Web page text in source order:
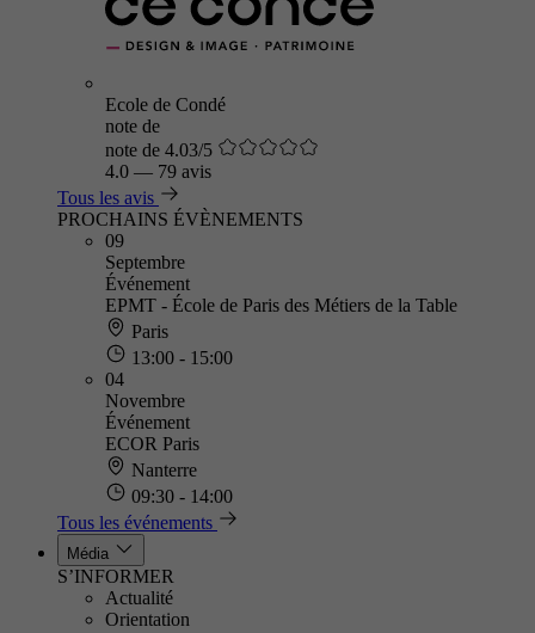
Ecole de Condé
note de
note de 4.03/5
4.0 — 79 avis
Tous les avis
PROCHAINS ÉVÈNEMENTS
09
Septembre
Événement
EPMT - École de Paris des Métiers de la Table
Paris
13:00 - 15:00
04
Novembre
Événement
ECOR Paris
Nanterre
09:30 - 14:00
Tous les événements
Média
S’INFORMER
Actualité
Orientation